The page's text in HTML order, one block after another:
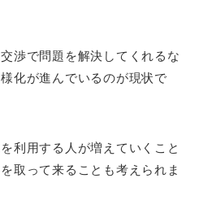
渉で問題を解決してくれるな
化が進んでいるのが現状で
利用する人が増えていくこと
取って来ることも考えられま